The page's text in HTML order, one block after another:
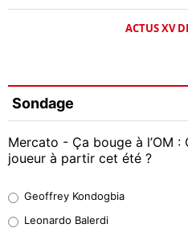
ACTUS XV
Sondage
Mercato - Ça bouge à l’OM
joueur à partir cet été ?
38%
Geoffrey Kondogbia
Leonardo Balerdi